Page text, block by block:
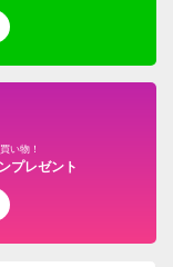
い物！
プレゼント